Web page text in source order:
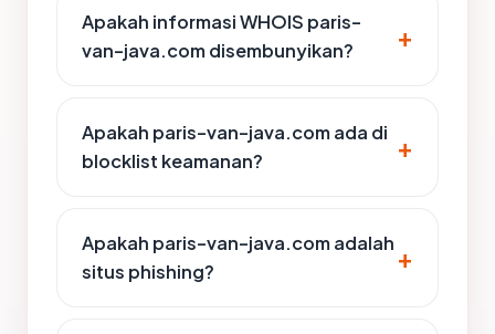
Apakah informasi WHOIS paris-
van-java.com disembunyikan?
Apakah paris-van-java.com ada di
blocklist keamanan?
Apakah paris-van-java.com adalah
situs phishing?